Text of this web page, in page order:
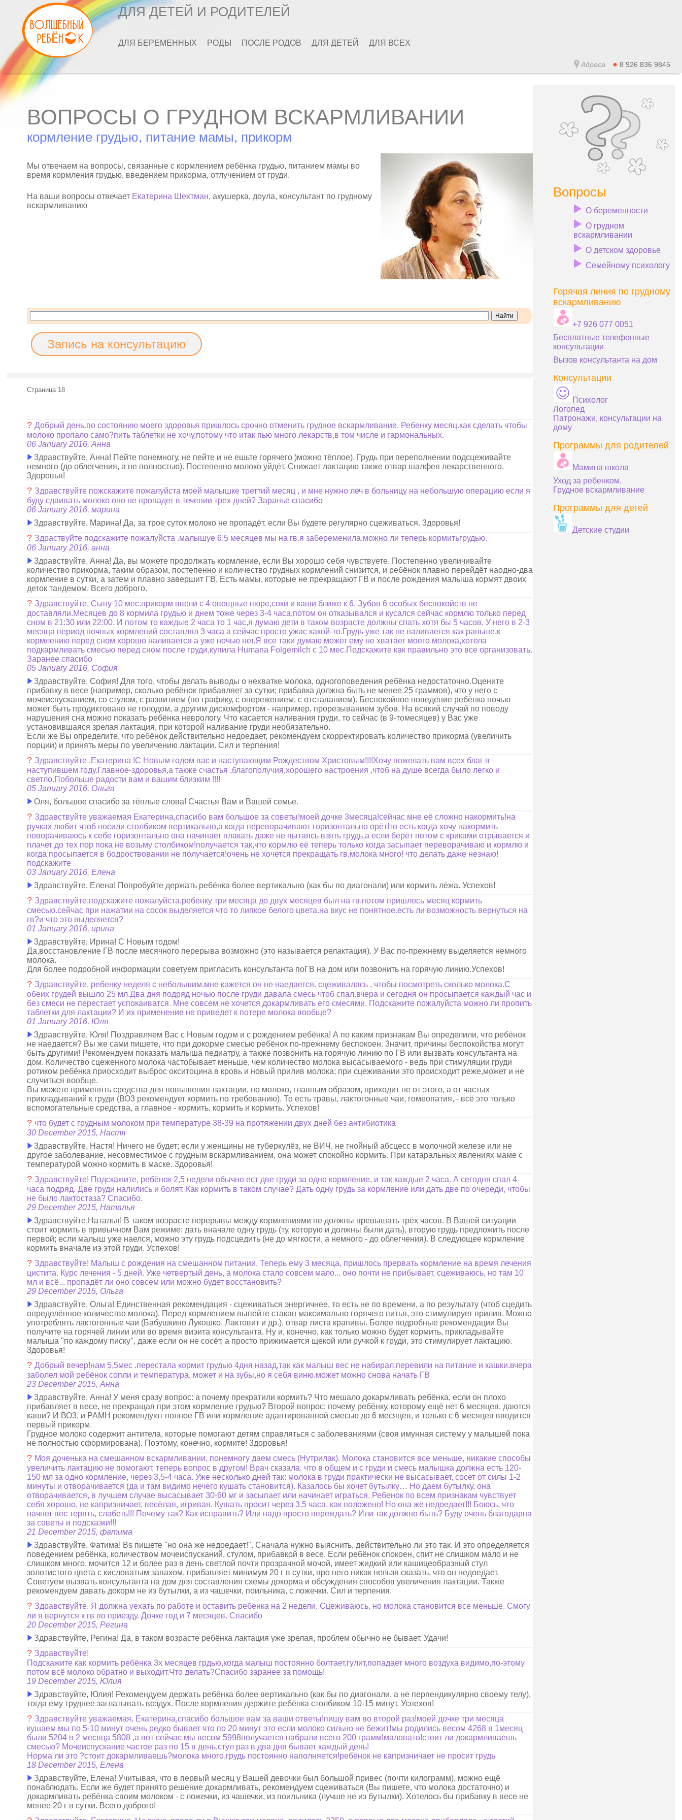
ДЛЯ ДЕТЕЙ И РОДИТЕЛЕЙ
ДЛЯ БЕРЕМЕННЫХ РОДЫ ПОСЛЕ РОДОВ ДЛЯ ДЕТЕЙ ДЛЯ ВСЕХ
Адреса 8 926 836 9845
ВОПРОСЫ О ГРУДНОМ ВСКАРМЛИВАНИИ
кормление грудью, питание мамы, прикорм
Мы отвечаем на вопросы, связанные с кормлением ребёнка грудью, питанием мамы во
время кормления грудью, введением прикорма, отлучением от груди.
На ваши вопросы отвечает Екатерина Шехтман, акушерка, доула, консультант по грудному
вскармливанию
Запись на консультацию
Страница 18
?Добрый день.по состоянию моего здоровья пришлось срочно отменить грудное вскармливание. Ребенку месяц.как сделать чтобы
молоко пропало само?пить таблетки не хочу,потому что итак пью много лекарств,в том числе и гармональных.
06 January 2016, Анна
3дравствуйте, Анна! Пейте понемногу, не пейте и не ешьте горячего )можно тёплое). Грудь при переполнении подсцеживайте
немного (до облегчения, а не полностью). Постепенно молоко уйдёт. Снижает лактацию также отвар шалфея лекарственного.
3доровья!
? Здравствуйте пожскажите пожалуйста моей малышке треттий месяц , и мне нужно леч в больницу на небольшую операцию если я
буду сдаивать молоко оно не пропадет в течении трех дней? Заранье спасибо
06 January 2016, марина
3дравствуйте, Марина! Да, за трое суток молоко не пропадёт, если Вы будете регулярно сцеживаться. 3доровья!
? Здраствуйте подскажите пожалуйста .малышуе 6.5 месяцев мы на гв.я забеременила.можно ли теперь кормитьгрудью.
06 January 2016, анна
3дравствуйте, Анна! Да, вы можете продолжать кормление, если Вы хорошо себя чувствуете. Постепенно увеличивайте
количество прикорма, таким образом, постепенно и количество грудных кормлений снизится, и ребёнок плавно перейдёт наодно-два
кормление в сутки, а затем и плавно завершит ГВ. Есть мамы, которые не прекращают ГВ и после рождения малыша кормят двоих
деток тандемом. Всего доброго.
? Здравствуйте. Сыну 10 мес.прикорм ввели с 4 овощные пюре,соки и каши ближе к 6. Зубов 6 особых беспокойств не
доставляли.Месяцев до 8 кормила грудью и днем тоже через 3-4 часа,потом он отказывался и кусался сейчас кормлю только перед
сном в 21:30 или 22:00. И потом то каждые 2 часа то 1 час,я думаю дети в таком возрасте должны спать хотя бы 5 часов. У него в 2-3
месяца период ночных кормлений составлял 3 часа а сейчас просто ужас какой-то.Грудь уже так не наливается как раньше,к
кормлению перед сном хорошо наливается а уже ночью нет.Я все таки думаю может ему не хватает моего молока,хотела
подкармливать смесью перед сном после груди,купила Humana Folgemilch с 10 мес.Подскажите как правильно это все организовать.
Заранее спасибо
05 January 2016, София
3дравствуйте, София! Для того, чтобы делать выводы о нехватке молока, одногоповедения ребёнка недостаточно.Оцените
прибавку в весе (например, сколько ребёнок прибавляет за сутки; прибавка должна быть не менее 25 граммов), что у него с
мочеиспусканием, со стулом, с развитием (по графику, с опережением, с отставанием). Беспокойное поведение ребёнка ночью
может быть продиктовано не голодом, а другим дискомфортом - например, прорезыванием зубов. На всякий случай по поводу
нарушения сна можно показать ребёнка неврологу. Что касается наливания груди, то сейчас (в 9-томесяцев) у Вас уже
установившаяся зрелая лактация, при которой наливание груди необязательно.
Если же Вы определите, что ребёнок действительно недоедает, рекомендуем скорректировать количество прикорма (увеличить
порции) и принять меры по увеличению лактации. Сил и терпения!
? Здравствуйте ,Екатерина !С Новым годом вас и наступающим Рождеством Христовым!!!!Хочу пожелать вам всех благ в
наступившем году.Главное-здоровья,а также счастья ,благополучия,хорошего настроения ,чтоб на душе всегда было легко и
светло.Побольше радости вам и вашим близким !!!!
05 January 2016, Ольга
Оля, большое спасибо за тёплые слова! Счастья Вам и Вашей семье.
? Здравствуйте уважаемая Екатерина,спасибо вам большое за советы!моей дочке 3месяца!сейчас мне её сложно накормить!на
ручках любит чтоб носили столбиком вертикально,а когда переворачивают горизонтально орёт!то есть когда хочу накормить
поворачиваюсь к себе горизонтально она начинает плакать даже не пытаясь взять грудь,а если берёт потом с криками отрывается и
плачет до тех пор пока не возьму столбиком!получается так,что кормлю её теперь только когда засыпает переворачиваю и кормлю и
когда просыпается в бодроствовании не получается!очень не хочется прекращать гв,молока много! что делать даже незнаю!
подскажите
03 January 2016, Елена
3дравствуйте, Елена! Попробуйте держать ребёнка более вертикально (как бы по диагонали) или кормить лёжа. Успехов!
? Здравствуйте,подскажите пожалуйста.ребенку три месяца до двух месяцев был на гв.потом пришлось месяц кормить
смесью.сейчас при нажатии на сосок выделяется что то липкое белого цвета.на вкус не понятное.есть ли возможность вернуться на
гв?и что это выделяется?
01 January 2016, ирина
3дравствуйте, Ирина! С Новым годом!
Да,восстановление ГВ после месячного перерыва возможно (это называется релактация). У Вас по-прежнему выделяется немного
молока.
Для более подробной информации советуем пригласить консультанта поГВ на дом или позвонить на горячую линию.Успехов!
? Здравствуйте, ребенку неделя с небольшим.мне кажется он не наедается. сцеживалась , чтобы посмотреть сколько молока.С
обеих грудей вышло 25 мл.Два дня подряд ночью после груди давала смесь чтоб спал.вчера и сегодня он просыпается каждый час и
без смеси не перестает успокаиватся. Мне совсем не хочется докармливать его смесями. Подскажите пожалуйста можно ли пропить
таблетки для лактации? И их применение не приведет к потере молока вообще?
01 January 2016, Юля
3дравствуйте, Юля! Поздравляем Вас с Новым годом и с рождением ребёнка! А по каким признакам Вы определили, что ребёнок
не наедается? Вы же сами пишете, что при докорме смесью ребёнок по-прежнему беспокоен. 3начит, причины беспокойства могут
быть другими! Рекомендуем показать малыша педиатру, а также позвонить на горячую линию по ГВ или вызвать консультанта на
дом. Количество сцеженного молока частобывает меньше, чем количество молока высасываемого - ведь при стимуляции груди
ротиком ребёнка приосходит выброс окситоцина в кровь и новый прилив молока; при сцеживании это происходит реже,может и не
случиться вообще.
Вы можете применять средства для повышения лактации, но молоко, главным образом, приходит не от этого, а от частых
прикладываний к груди (ВО3 рекомендует кормить по требованию). То есть травы, лактогонные чаи, гомеопатия, - всё это только
вспомогательные средства, а главное - кормить, кормить и кормить. Успехов!
? что будет с грудным молоком при температуре 38-39 на протяжении двух дней без антибиотика
30 December 2015, Настя
3дравствуйте, Настя! Ничего не будет; если у женщины не туберкулёз, не ВИЧ, не гнойный абсцесс в молочной железе или не
другое заболевание, несовместимое с грудным вскармливанием, она может спокойно кормить. При катаральных явлениях маме с
температурой можно кормить в маске. 3доровья!
? Здравствуйте! Подскажите, ребёнок 2,5 недели обычно ест две груди за одно кормление, и так каждые 2 часа. А сегодня спал 4
часа подряд. Две груди налились и болят. Как кормить в таком случае? Дать одну грудь за кормление или дать две по очереди, чтобы
не было лактостаза? Спасибо.
29 December 2015, Наталья
3дравствуйте,Наталья! В таком воэрасте перерывы между кормлениями не должны превышать трёх часов. В Вашей ситуации
стоит кормить в привычном Вам режиме: дать вначале одну грудь (ту, которую и должны были дать), вторую грудь предложить после
первой; если малыш уже наелся, можно эту грудь подсцедить (не до мягкости, а немного - до облегчения). В следующее кормление
кормить вначале иэ этой груди. Успехов!
? Здравствуйте! Малыш с рождения на смешанном питании. Теперь ему 3 месяца, пришлось прервать кормление на время лечения
цистита. Курс лечения - 5 дней. Уже четвертый день, а молока стало совсем мало... оно почти не прибывает, сцеживаюсь, но там 10
мл и всё... пропадёт ли оно совсем или можно будет восстановить?
29 December 2015, Ольга
3дравствуйте, Ольга! Единственная рекомендация - сцеживаться энергичнее, то есть не по времени, а по реэультату (чтоб сцедить
определённое количество молока). Перед кормлением выпейте стакан максимально горячего питья, это стимулирует прилив. Можно
употреблять лактогонные чаи (Бабушкино Лукошко, Лактовит и др.), отвар листа крапивы. Более подробные рекомендации Вы
получите на горячей линии или во время виэита консультанта. Ну и, конечно, как только можно будет кормить, прикладывайте
малыша "по каждому писку", даже если он не сосёт, а просто прижимается щекой или ручкой к груди, это стимулирует лактацию.
3доровья!
?Добрый вечер!нам 5,5мес .перестала кормит грудью 4дня назад,так как малыш вес не набирал.перевили на питание и кашки.вчера
заболел мой ребёнок сопли и температура, может и на зубы,но я себя виню.может можно снова начать ГВ
23 December 2015, Анна
3дравствуйте, Анна! У меня сразу вопрос: а почему прекратили кормить? Что мешало докармливать ребёнка, если он плохо
прибавляет в весе, не прекращая при этом кормление грудью? Второй вопрос: почему ребёнку, которому ещё нет 6 месяцев, даются
каши? И ВО3, и РАМН рекомендуют полное ГВ или кормление адаптированной смесью до 6 месяцев, и только с 6 месяцев вводится
первый прикорм.
Грудное молоко содержит антитела, которые помогают детям справляться с заболеваниями (своя имунная систему у малышей пока
не полностью сформирована). Поэтому, конечно, кормите! 3доровья!
? Моя доченька на смешанном вскармливании, понемногу даем смесь (Нутрилак). Молока становится все меньше, никакие способы
увеличить лактацию не помогают, теперь вопрос в другом! Врач сказала, что в общем и с груди и смесь малышка должна есть 120-
150 мл за одно кормление, через 3,5-4 часа. Уже несколько дней так: молока в груди практически не высасывает, сосет от силы 1-2
минуты и отворачивается (да и там видимо нечего кушать становится). Казалось бы хочет бутылку… Но даем бутылку, она
отворачивается, в лучшем случае высасывает 30-60 мг и засыпает или начинает играться. Ребенок по всем признакам чувствует
себя хорошо, не капризничает, весёлая, игривая. Кушать просит через 3,5 часа, как положено! Но она же недоедает!!! Боюсь, что
начнет вес терять, слабеть!!! Почему так? Как исправить? Или надо просто переждать? Или так должно быть? Буду очень благодарна
за советы и подсказки!!!
21 December 2015, фатима
3дравствуйте, Фатима! Вs пишете "но она же недоедает!". Сначала нужно выяснить, действительно ли это так. И это определяется
поведением ребёнка, количеством мочеиспусканий, стулом, прибавкой в весе. Если ребёнок спокоен, спит не слишком мало и не
слишком много, мочится 12 и более раз в день светлой почти прозрачной мочой, имеет жидкий или кашицеобразный стул
золотистого цвета с кисловатым запахом, прибавляет минимум 20 г в сутки, про него никак нельзя сказать, что он недоедает.
Советуем вызвать консультанта на дом для составления схемы докорма и обсуждения способов увеличения лактации. Также
рекомендуем давать докорм не из бутылки, а из чашечки, поильника, с ложечки. Сил и терпения.
? Здравствуйте. Я должна уехать по работе и оставить ребенка на 2 недели. Сцеживаюсь, но молока становится все меньше. Смогу
ли я вернутся к гв по приезду. Дочке год и 7 месяцев. Спасибо
20 December 2015, Регина
Здравствуйте, Регина! Да, в таком возрасте ребёнка лактация уже зрелая, проблем обычно не бывает. Удачи!
? Здравствуйте!
Подскажите как кормить ребёнка 3х месяцев грдью,когда малыш постоянно болтает,гулит,попадает много воздуха видимо,по-этому
потом всё молоко обратно и выходит.Что делать?Спасибо заранее за помощь!
19 December 2015, Юлия
Здравствуйте, Юлия! Рекомендуем держать ребёнка более вертикально (как бы по диагонали, а не перпендикулярно своему телу),
тогда ему труднее заглатывать воздух. После кормления держите ребёнка столбиком 10-15 минут. Успехов!
? Здравствуйте уважаемая, Екатерина,спасибо большое вам за ваши ответы!пишу вам во второй раз!моей дочке три месяца
кушаем мы по 5-10 минут очень редко бывает что по 20 минут это если молоко сильно не бежит!мы родились весом 4268 в 1месяц
были 5204 в 2 месяца 5808 ,а вот сейчас мы весом 5998получается набрали всего 200 грамм!маловато!стоит ли докармливаешь
смесью? Мочеиспускание частое раз по 15 в день,стул раз в два дня бывает каждый день!
Норма ли это ?стоит докармливаешь?молока много,грудь постоянно наполняется!ребёнок не капризничает не просит грудь
18 December 2015, Елена
Здравствуйте, Елена! Учитывая, что в первый месяц у Вашей девочки был большой привес (почти килограмм), можно ещё
понаблюдать. Если же будет принято решение докармливать, рекомендуем сцеживаться (Вы пишете, что молока достаточно) и
докармливать ребёнка своим молоком - с ложечки, из чашечки, из поильника (лучше не из бутылки). Хотелось бы прибавку в весе не
менее 20 г в сутки. Всего доброго!
Вопросы
О беременности
О грудном
вскармливании
О детском здоровье
Семейному психологу
Горячая линия по грудному
вскармливанию
+7 926 077 0051
Бесплатные телефонные
консультации
Вызов консультанта на дом
Консультации
Психолог
Логопед
Патронажи, консультации на
дому
Программы для родителей
Мамина школа
Уход за ребенком.
Грудное вскармливание
Программы для детей
Детские студии